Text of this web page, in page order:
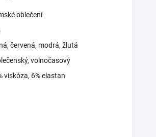
oblečení
, červená, modrá, žlutá
, volnočasový
viskóza, 6% elastan